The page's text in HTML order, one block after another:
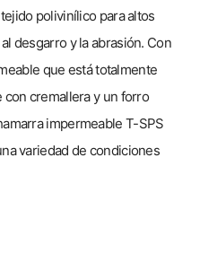
polivinílico para altos
desgarro y la abrasión. Con
que está totalmente
con cremallera y un forro
impermeable T-SPS
variedad de condiciones